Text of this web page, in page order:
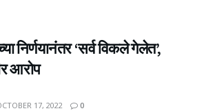
निर्णयानंतर ‘सर्व विकले गेलेत’,
आरोप
17, 2022
0